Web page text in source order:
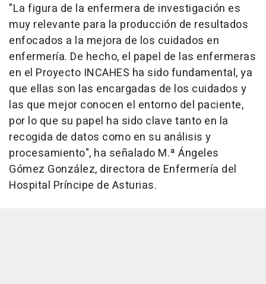
"La figura de la enfermera de investigación es
muy relevante para la producción de resultados
enfocados a la mejora de los cuidados en
enfermería. De hecho, el papel de las enfermeras
en el Proyecto INCAHES ha sido fundamental, ya
que ellas son las encargadas de los cuidados y
las que mejor conocen el entorno del paciente,
por lo que su papel ha sido clave tanto en la
recogida de datos como en su análisis y
procesamiento", ha señalado M.ª Ángeles
Gómez González, directora de Enfermería del
Hospital Príncipe de Asturias.